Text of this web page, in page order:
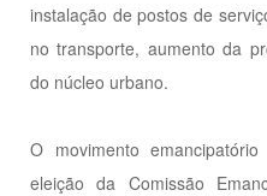
instalação de postos de
no transporte, aumento da
do núcleo urbano.
O movimento
eleição da Comissão